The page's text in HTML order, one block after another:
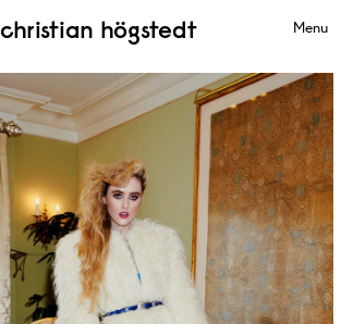
Menu
christian högstedt